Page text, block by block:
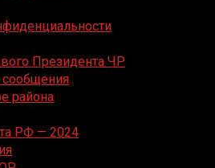
Президента ЧР
района
РФ — 2024